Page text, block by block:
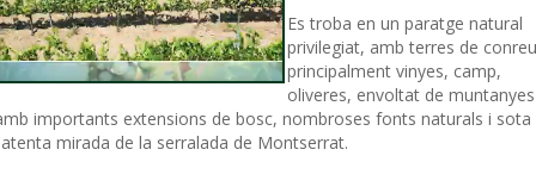
Es troba en un paratge natural
privilegiat, amb terres de
principalment vinyes, camp,
oliveres, envoltat de muntanyes
importants extensions de bosc, nombroses fonts naturals i sota
mirada de la serralada de Montserrat.